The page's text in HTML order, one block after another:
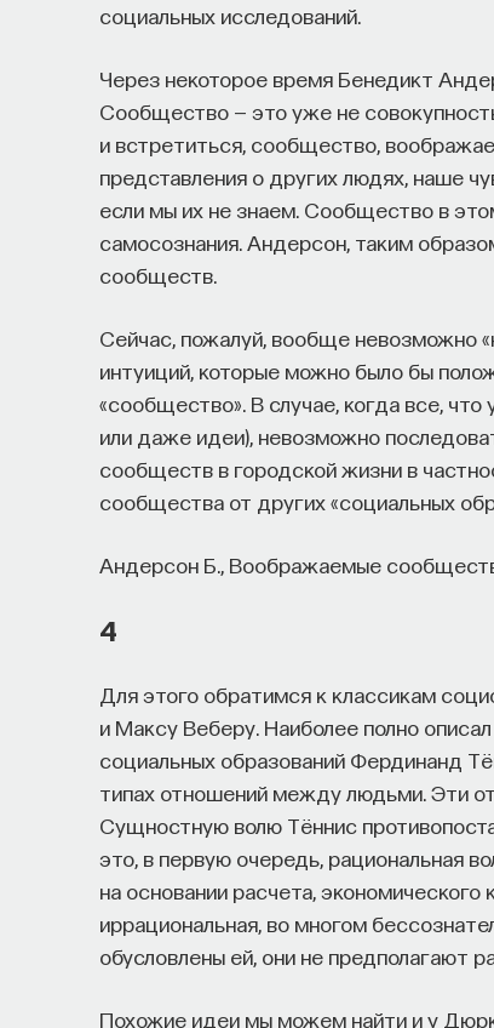
социальных исследований.
Через некоторое время Бенедикт
Сообщество — это уже не
и встретиться, сообщество,
представления о других людях, наше
если мы их не знаем. Сообщество в
самосознания. Андерсон, таким
сообществ.
Сейчас, пожалуй, вообще невозможно
интуиций, которые можно было бы
«сообщество». В случае, когда все,
или даже идеи), невозможно
сообществ в городской жизни в
сообщества от других «социальных
Андерсон Б., Воображаемые
4
Для этого обратимся к классикам
и Максу Веберу. Наиболее полно
социальных образований Фердинанд
типах отношений между людьми. Эти
Сущностную волю Тённис
это, в первую очередь, рациональная
на основании расчета,
иррациональная, во многом
обусловлены ей, они не предполагают
Похожие идеи мы можем найти и у